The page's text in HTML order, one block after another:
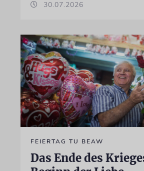
30.07.2026
FEIERTAG TU BEAW
Das Ende des